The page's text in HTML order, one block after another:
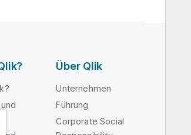
Über Qlik
Unternehmen
Führung
Corporate Social